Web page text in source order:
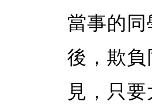
當事的
後，欺
見，只